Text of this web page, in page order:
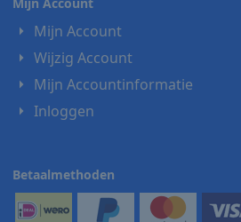
Mijn Account
Wijzig Account
Mijn Accountinformatie
Inloggen
Betaalmethoden